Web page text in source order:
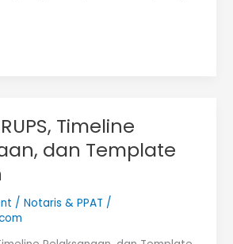
Timeline
dan Template
/ Notaris & PPAT /